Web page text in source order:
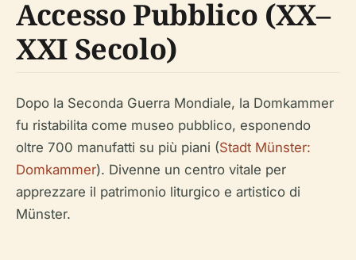
Accesso Pubblico (XX–
XXI Secolo)
Dopo la Seconda Guerra Mondiale, la Domkammer
fu ristabilita come museo pubblico, esponendo
oltre 700 manufatti su più piani (Stadt Münster:
Domkammer). Divenne un centro vitale per
apprezzare il patrimonio liturgico e artistico di
Münster.